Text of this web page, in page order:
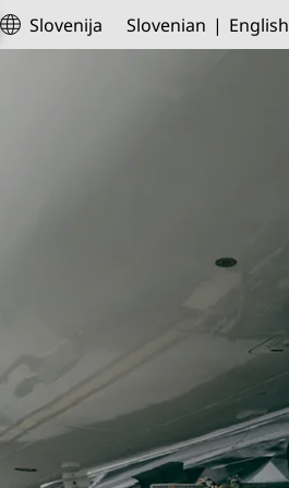
Slovenija Slovenian English